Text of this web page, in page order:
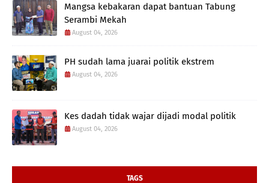
Mangsa kebakaran dapat bantuan Tabung
Serambi Mekah
August 04, 2026
PH sudah lama juarai politik ekstrem
August 04, 2026
Kes dadah tidak wajar dijadi modal politik
August 04, 2026
TAGS